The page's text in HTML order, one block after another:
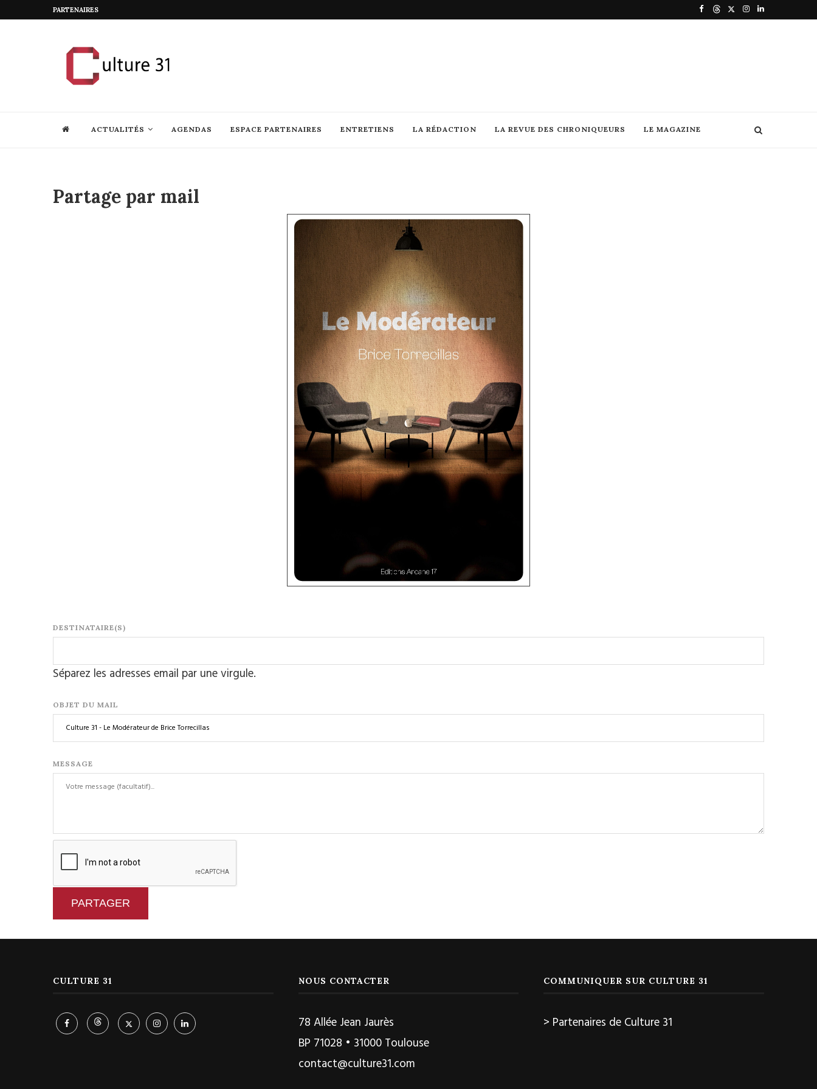
PARTENAIRES
ACTUALITÉS AGENDAS ESPACE PARTENAIRES ENTRETIENS LA RÉDACTION LA REVUE DES CHRONIQUEURS LE MAGAZINE
Partage par mail
DESTINATAIRE(S)
Séparez les adresses email par une virgule.
OBJET DU MAIL
MESSAGE
PARTAGER
CULTURE 31 NOUS CONTACTER
78 Allée Jean Jaurès
BP 71028 • 31000 Toulouse
contact@culture31.com
COMMUNIQUER SUR CULTURE 31
> Partenaires de Culture 31